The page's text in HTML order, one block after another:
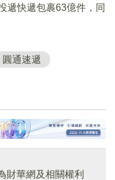
遞快遞包裹63億件，同
圓通速遞
財華網及相關權利